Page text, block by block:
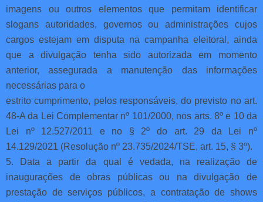
imagens ou outros elementos que permitam identificar
slogans autoridades, governos ou administrações cujos
cargos estejam em disputa na campanha eleitoral, ainda
que a divulgação tenha sido autorizada em momento
anterior, assegurada a manutenção das informações
necessárias para o
estrito cumprimento, pelos responsáveis, do previsto no art.
48-A da Lei Complementar nº 101/2000, nos arts. 8º e 10 da
Lei nº 12.527/2011 e no § 2º do art. 29 da Lei nº
14.129/2021 (Resolução nº 23.735/2024/TSE, art. 15, § 3º).
5. Data a partir da qual é vedada, na realização de
inaugurações de obras públicas ou na divulgação de
prestação de serviços públicos, a contratação de shows